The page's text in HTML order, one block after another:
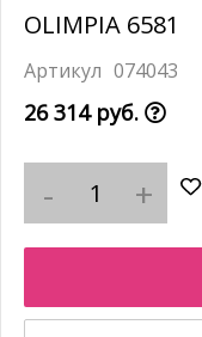
OLIMPIA 6581
074043
26 314 руб.